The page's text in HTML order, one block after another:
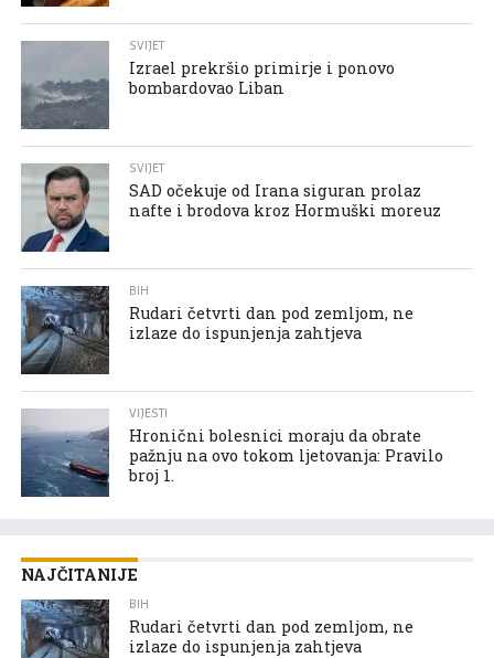
SVIJET
Izrael prekršio primirje i ponovo
bombardovao Liban
SVIJET
SAD očekuje od Irana siguran prolaz
nafte i brodova kroz Hormuški moreuz
BIH
Rudari četvrti dan pod zemljom, ne
izlaze do ispunjenja zahtjeva
VIJESTI
Hronični bolesnici moraju da obrate
pažnju na ovo tokom ljetovanja: Pravilo
broj 1.
NAJČITANIJE
BIH
Rudari četvrti dan pod zemljom, ne
izlaze do ispunjenja zahtjeva